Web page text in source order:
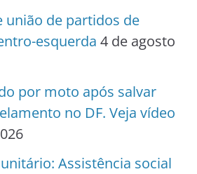
união de partidos de
esquerda 4 de agosto
por moto após salvar
no DF. Veja vídeo
Assistência social